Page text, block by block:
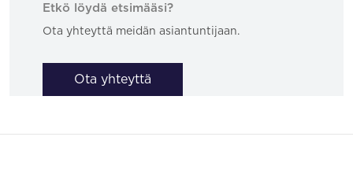
Etkö löydä etsimääsi?
Ota yhteyttä meidän asiantuntijaan.
Ota yhteyttä